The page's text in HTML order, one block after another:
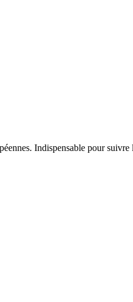
Indispensable pour